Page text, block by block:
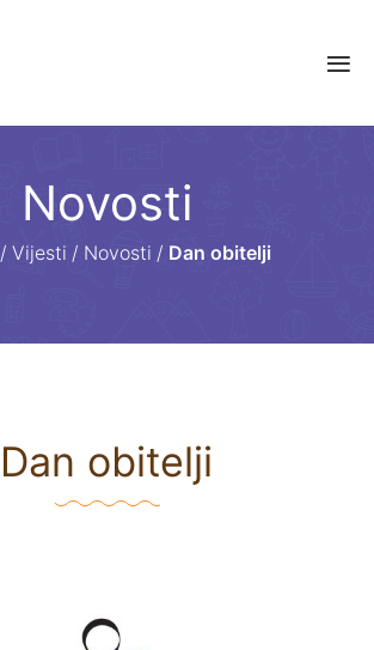
Novosti
/ Vijesti / Novosti / Dan obitelji
Dan obitelji